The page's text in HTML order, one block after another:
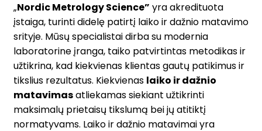
„Nordic Metrology Science” yra akredituota
įstaiga, turinti didelę patirtį laiko ir dažnio matavimo
srityje. Mūsų specialistai dirba su modernia
laboratorine įranga, taiko patvirtintas metodikas ir
užtikrina, kad kiekvienas klientas gautų patikimus ir
tikslius rezultatus. Kiekvienas laiko ir dažnio
matavimasatliekamas siekiant užtikrinti
maksimalų prietaisų tikslumą bei jų atitiktį
normatyvams. Laiko ir dažnio matavimai yra